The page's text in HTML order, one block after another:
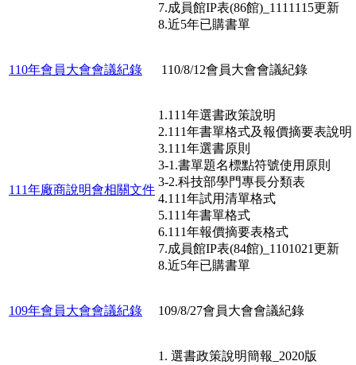
7.成員館IP表(86館)_1111115更新
8.近5年已購書單
110年會員大會會議紀錄 110/8/12會員大會會議紀錄
111年廠商說明會相關文件
1.111年選書政策說明
2.111年書單格式及報價摘要表說明
3.111年選書原則
3-1.書單題名標點符號使用原則
3-2.科技部學門專長分類表
4.111年試用清單格式
5.111年書單格式
6.111年報價摘要表格式
7.成員館IP表(84館)_1101021更新
8.近5年已購書單
109年會員大會會議紀錄 109/8/27會員大會會議紀錄
1. 選書政策說明簡報_2020版